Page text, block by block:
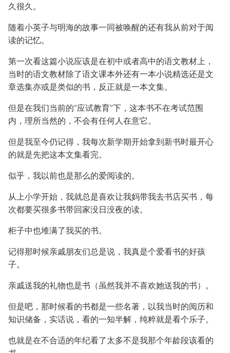
久很久。
随着小英子与明海的故事一同被唤醒的还有我从前对于阅
读的记忆。
第一次看这篇小说应该是在初中或者高中的语文教材上，
当时的语文教材除了语文课本外还有一本小说精选还是文
章选集亦或是类似的书，反正就是一本文集。
但是在我们当前的“应试教育”下，这本书不在考试范围
内，理所当然的，不会有任何人在意它。
但是我至今仍记得，我每次新学期开始拿到新书时最开心
的就是先把这本文集看完。
似乎，我以前也是那么的爱阅读的。
从上小学开始，我就总是喜欢让我妈带我去书店买书，每
次都要买很多书带回家没日没夜的读。
柜子中也堆满了我买的书。
记得那时候亲戚朋友们总是说，我真是个爱看书的好孩
子。
亲戚送我的礼物也是书（虽然我并不喜欢她送我的书）。
但是吧，那时候看的书都是一些名著，以我当时的阅历和
知识储备，实话说，看的一知半解，纯粹就是看个乐子。
也就是在不合适的年纪看了太多不是我那个年龄段该看的